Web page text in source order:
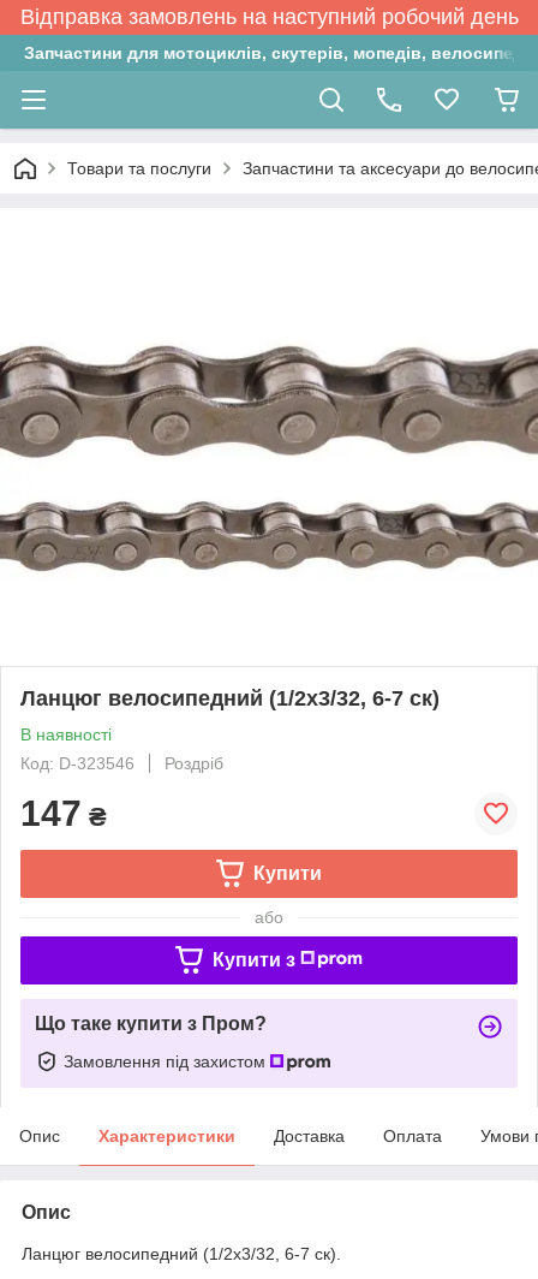
Відправка замовлень на наступний робочий день
Запчастини для мотоциклів, скутерів, мопедів,
Товари та послуги Запчастини та аксесуари до
Ланцюг велосипедний (1/2х3/32, 6-7 ск)
В наявності
Код: D-323546
Роздріб
147 ₴
Купити
або
Купити з
Що таке купити з Пром?
Замовлення під захистом
Опис Характеристики Доставка Оплата Умови
Опис
Ланцюг велосипедний (1/2х3/32, 6-7 ск).